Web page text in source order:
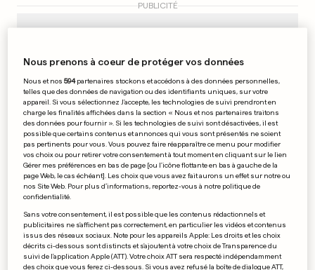
PUBLICITÉ
TOUR DE FRANCE
L'Allemand Marcel Kittel
Nous prenons à coeur de protéger vos données
Nous et nos594partenaires stockons et accédons à des données personnelles,
telles que des données de navigation ou des identifiants uniques, sur votre
appareil. Si vous sélectionnez J'accepte, les technologies de suivi prendront en
charge les finalités affichées dans la section « Nous et nos partenaires traitons
des données pour fournir ». Si les technologies de suivi sont désactivées, il est
possible que certains contenus et annonces qui vous sont présentés ne soient
pas pertinents pour vous. Vous pouvez faire réapparaître ce menu pour modifier
vos choix ou pour retirer votre consentement à tout moment en cliquant sur le lien
Gérer mes préférences en bas de page [ou l'icône flottante en bas à gauche de la
page Web, le cas échéant]. Les choix que vous avez fait aurons un effet sur notre ou
nos Site Web. Pour plus d’informations, reportez-vous à notre politique de
confidentialité.
Sans votre consentement, il est possible que les contenus rédactionnels et
publicitaires ne s'affichent pas correctement, en particulier les vidéos et contenus
issus des réseaux sociaux. Note pour les appareils Apple: Les droits et les choix
décrits ci-dessous sont distincts et s'ajoutent à votre choix de Transparence du
suivi de l'application Apple (ATT). Votre choix ATT sera respecté indépendamment
des choix que vous ferez ci-dessous. Si vous avez refusé la boîte de dialogue ATT,